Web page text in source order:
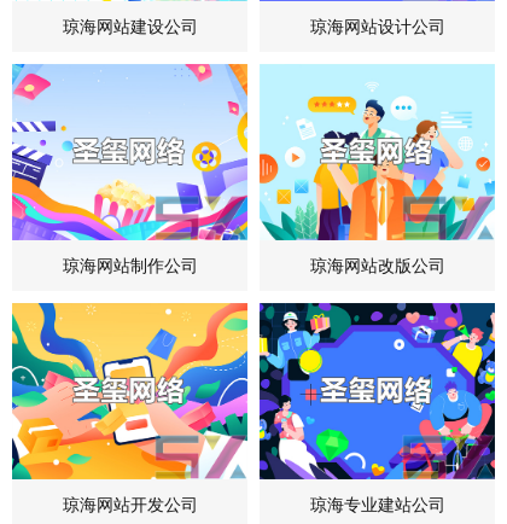
琼海网站建设公司 琼海网站设计公司
琼海网站制作公司 琼海网站改版公司
琼海网站开发公司 琼海专业建站公司